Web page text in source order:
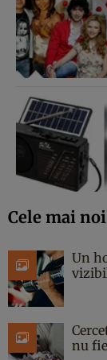
Cele mai
Un
nu